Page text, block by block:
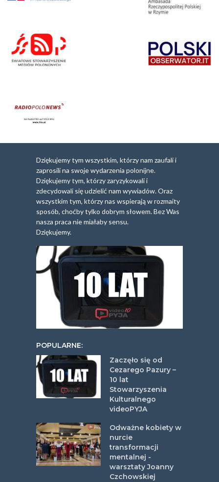
Dziękujemy tym wszystkim, którzy nam zaufali i
zaprosili na swoje wydarzenia polonijne.
Dziękujemy tym, którzy zaryzykowali i
zdecydowali się udzielić nam wywiadów. Oraz
wszystkim tym, którzy nas wspierają w rozmaity
sposób, choćby tylko dobrym słowem. Bez Was
nasza praca nie miałaby sensu.
Dziękujemy.
POPULARNE:
Zaczęło się od
Cezarego Pazury –
10 lat
Stowarzyszenia
Kulturalnego
videoPYJA
Odważne kobiety w
nurcie
transformacji
mentalnej -
warsztaty Joanny
Czchowskiej